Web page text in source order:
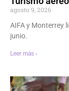
agosto 9, 2026
AIFA y Monterrey
junio.
Leer más ›